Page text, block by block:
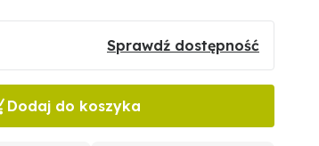
Sprawdź dostępność
Dodaj do koszyka